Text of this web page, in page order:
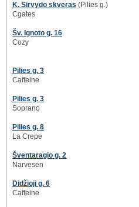
K. Sirvydo skveras (Pilies g.)
Cgates
Šv. Ignoto g. 16
Cozy
Pilies g. 3
Caffeine
Pilies g. 3
Soprano
Pilies g. 8
La Crepe
Šventaragio g. 2
Narvesen
Didžioji g. 6
Caffeine